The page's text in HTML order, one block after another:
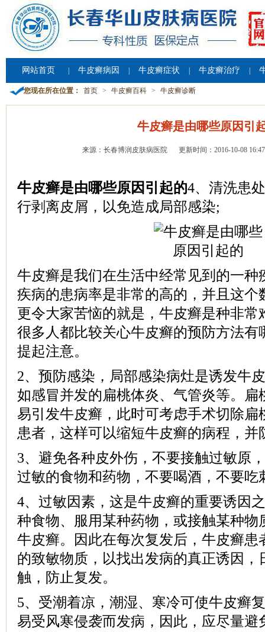
网站首页 牛皮癣病因 牛皮癣症状 牛皮癣治疗
您现在所在位置： 首页 > 牛皮癣百科 > 牛皮癣诊断
牛皮癣是由哪些原因引
来源：长春博润皮肤病医院 更新时间：2016-10-08
牛皮癣是由哪些原因引起的4、清洗患
行剥离皮屑，以免造成局部感染;
牛皮癣是我们在生活中经常见到的一种
疾病的患病率是非常的高的，并且这个
更令大家苦恼的就是，牛皮癣是种非常
很多人都比较关心牛皮癣的预防方法有
提起注意。
2、预防感染，局部感染病灶是诱发牛
如感冒并发的扁桃体炎、气管炎等。扁
易引发牛皮癣，此时可考虑手术切除扁
患者，这样可以缩短牛皮癣的病程，并
3、避免各种皮外伤，不要接触过敏原
过敏的食物和药物，不要喝酒，不要吃
4、过敏因素，这是牛皮癣的重要诱因
种食物、服用某种药物，或接触某种物
牛皮癣。因此在每次复发后，牛皮癣患
的致敏物质，以找出发病的真正诱因，
触，防止复发。
5、受潮着凉，潮湿、寒冷可使牛皮癣
易受风寒侵袭而发病，因此，应尽量避